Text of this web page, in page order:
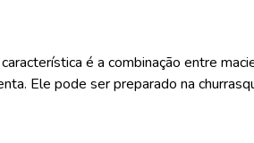
é a combinação entre
Ele pode ser preparado na